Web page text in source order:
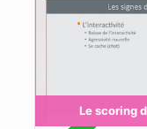
Le scoring